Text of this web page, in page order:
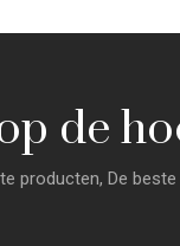
de
producten, De